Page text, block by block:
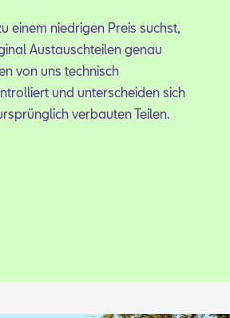
ei­nem nied­ri­gen Preis suchst,
Aus­tausch­tei­len ge­nau
von uns tech­nisch
und un­ter­schei­den sich
ver­bau­ten Tei­len.